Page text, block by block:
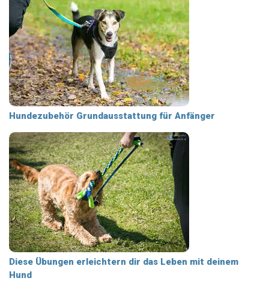
Hundezubehör Grundausstattung für Anfänger
Diese Übungen erleichtern dir das Leben mit deinem
Hund